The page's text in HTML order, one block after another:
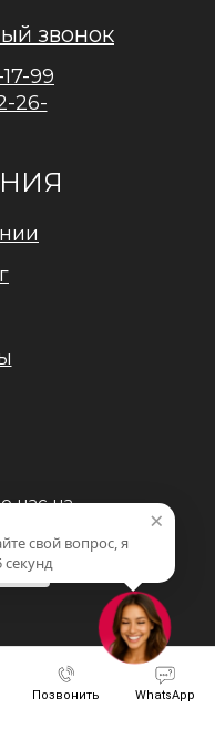
Позвонить WhatsApp
99
26-
нас на
звонок
×
свой вопрос, я
секунд